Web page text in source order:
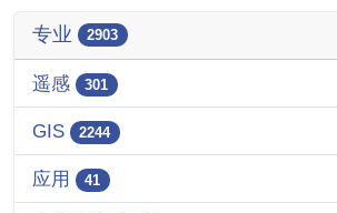
专业 2903
遥感 301
GIS 2244
应用 41